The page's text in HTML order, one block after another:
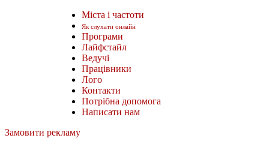
Міста і частоти
Як слухати онлайн
Програми
Лайфстайл
Ведучі
Працівники
Лого
Контакти
Потрібна допомога
Написати нам
Замовити рекламу